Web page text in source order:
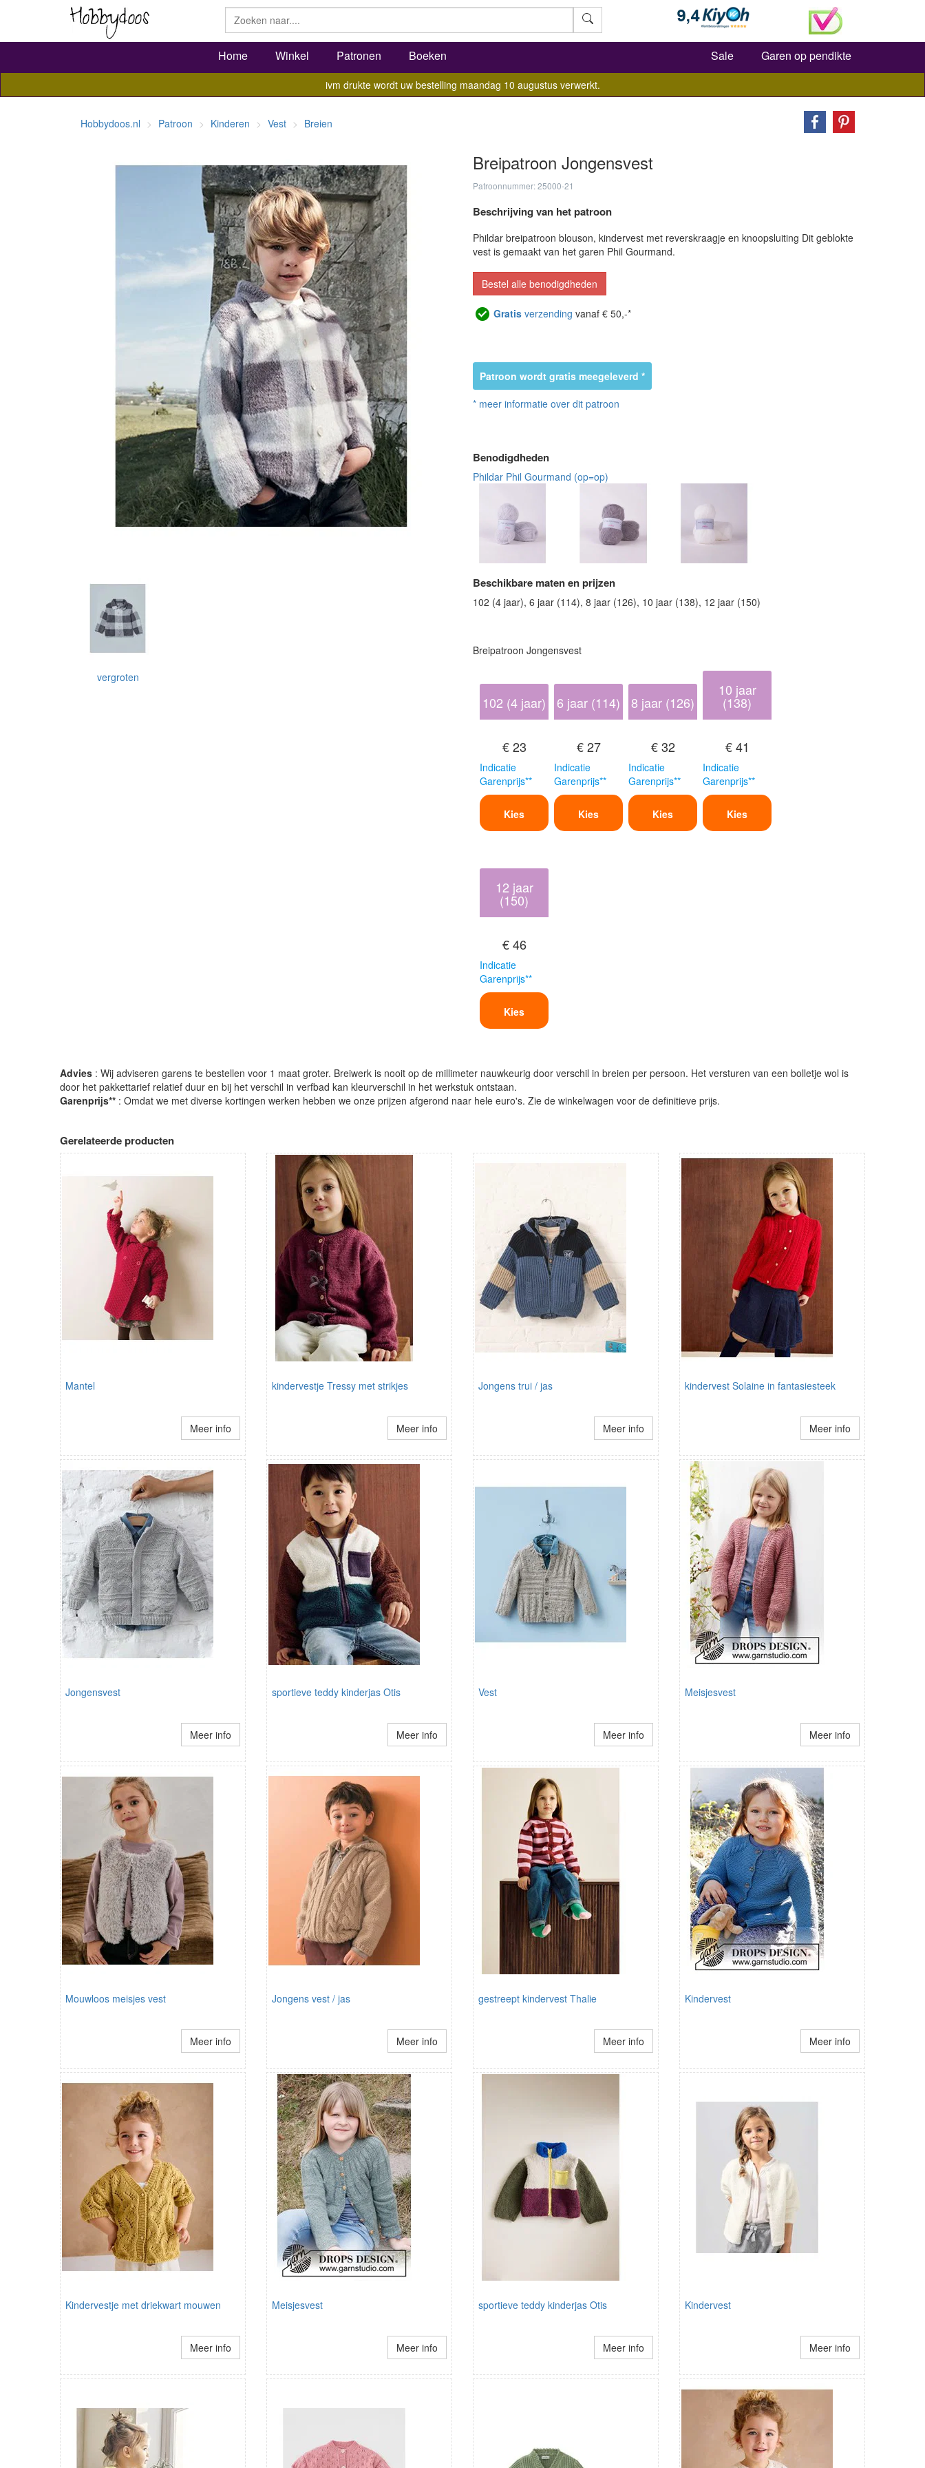
Zoeken
Home Winkel Patronen Boeken Sale Garen op pendikte
ivm drukte wordt uw bestelling maandag 10 augustus verwerkt.
Hobbydoos.nl Patroon Kinderen Vest Breien
vergroten
Breipatroon Jongensvest
Patroonnummer: 25000-21
Beschrijving van het patroon
Phildar breipatroon blouson, kindervest met reverskraagje en knoopsluiting Dit geblokte
vest is gemaakt van het garen Phil Gourmand.
Bestel alle benodigdheden
Gratis verzending vanaf € 50,-*
Patroon wordt gratis meegeleverd *
* meer informatie over dit patroon
Benodigdheden
Phildar Phil Gourmand (op=op)
Beschikbare maten en prijzen
102 (4 jaar), 6 jaar (114), 8 jaar (126), 10 jaar (138), 12 jaar (150)
Breipatroon Jongensvest
102 (4 jaar)
€ 23
Indicatie
Garenprijs**
Kies
6 jaar (114)
€ 27
Indicatie
Garenprijs**
Kies
8 jaar (126)
€ 32
Indicatie
Garenprijs**
Kies
10 jaar
(138)
€ 41
Indicatie
Garenprijs**
Kies
12 jaar
(150)
€ 46
Indicatie
Garenprijs**
Kies
Advies : Wij adviseren garens te bestellen voor 1 maat groter. Breiwerk is nooit op de millimeter nauwkeurig door verschil in breien per persoon. Het versturen van een bolletje wol is
door het pakkettarief relatief duur en bij het verschil in verfbad kan kleurverschil in het werkstuk ontstaan.
Garenprijs** : Omdat we met diverse kortingen werken hebben we onze prijzen afgerond naar hele euro's. Zie de winkelwagen voor de definitieve prijs.
Gerelateerde producten
Mantel
Meer info
kindervestje Tressy met strikjes
Meer info
Jongens trui / jas
Meer info
kindervest Solaine in fantasiesteek
Meer info
Jongensvest
Meer info
sportieve teddy kinderjas Otis
Meer info
Vest
Meer info
Meisjesvest
Meer info
Mouwloos meisjes vest
Meer info
Jongens vest / jas
Meer info
gestreept kindervest Thalie
Meer info
Kindervest
Meer info
Kindervestje met driekwart mouwen
Meer info
Meisjesvest
Meer info
sportieve teddy kinderjas Otis
Meer info
Kindervest
Meer info